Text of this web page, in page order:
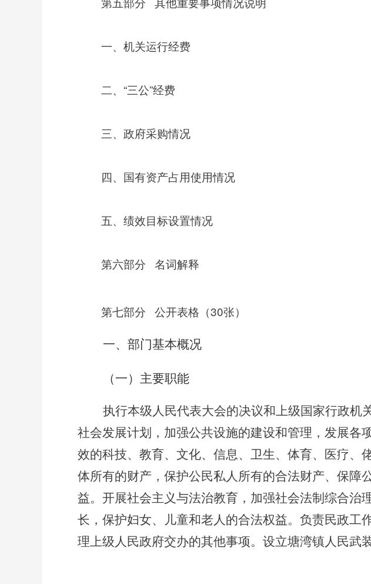
第五部分
一、机关运行经费
二、 “三公”经费
三、政府采购情况
四、国有资产占用使用情况
五、绩效目标设置情况
第六部分 名词解释
第七部分 公开表格（30张）
一、部门基本概况
（一）主要职能
执行本级人民代表大会的决议和上级国家行政机
社会发展计划，加强公共设施的建设和管理，发展各
效的科技、教育、文化、信息、卫生、体育、医疗、
体所有的财产，保护公民私人所有的合法财产、保障
益。开展社会主义与法治教育，加强社会法制综合治
长，保护妇女、儿童和老人的合法权益。负责民政工
理上级人民政府交办的其他事项。设立塘湾镇人民武